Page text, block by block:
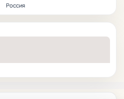
Россия